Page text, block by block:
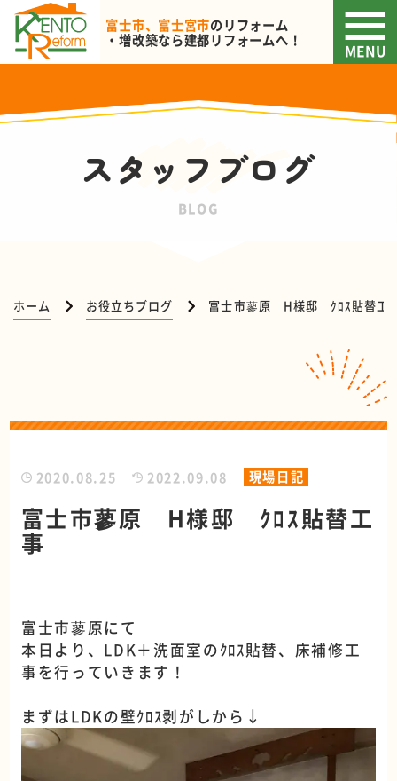
富士市、富士宮市のリフォーム
・増改築なら建都リフォームへ！
MENU
スタッフブログ
BLOG
ホーム お役立ちブログ 富士市蓼原 H様邸 ｸﾛｽ貼替工
2020.08.25 2022.09.08 現場日記
富士市蓼原 H様邸 ｸﾛｽ貼替工
事
富士市蓼原にて
本日より、LDK＋洗面室のｸﾛｽ貼替、床補修工
事を行っていきます！
まずはLDKの壁ｸﾛｽ剥がしから↓